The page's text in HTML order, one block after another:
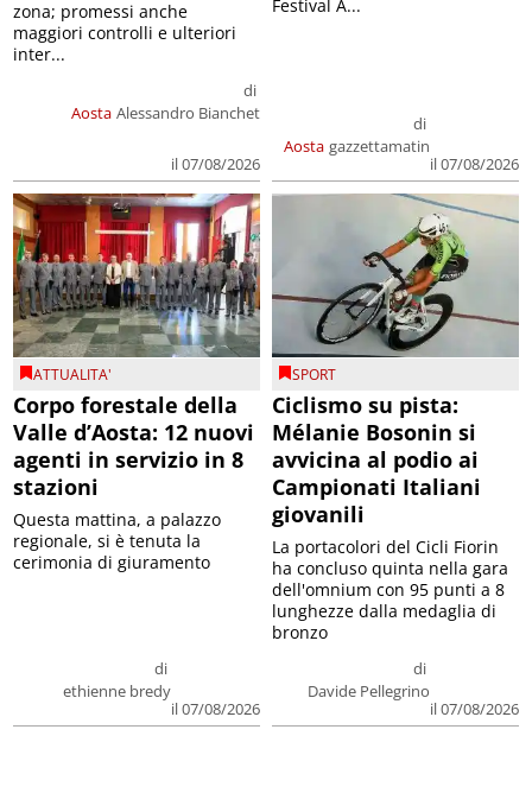
Aosta
di
Alessandro Bianchet
il 07/08/2026
zona; promessi anche
maggiori controlli e ulteriori
inter...
Aosta
di
gazzettamatin
il 07/08/2026
Festival A...
ATTUALITA'
Corpo forestale della
Valle d’Aosta: 12 nuovi
agenti in servizio in 8
stazioni
di
ethienne bredy
il 07/08/2026
Questa mattina, a palazzo
regionale, si è tenuta la
cerimonia di giuramento
SPORT
Ciclismo su pista:
Mélanie Bosonin si
avvicina al podio ai
Campionati Italiani
giovanili
di
Davide Pellegrino
il 07/08/2026
La portacolori del Cicli Fiorin
ha concluso quinta nella gara
dell'omnium con 95 punti a 8
lunghezze dalla medaglia di
bronzo